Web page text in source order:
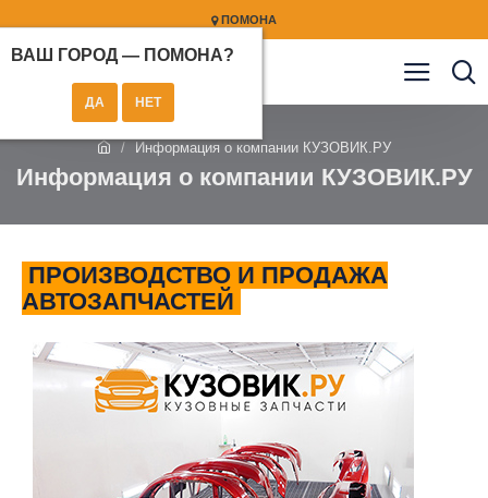
ПОМОНА
ВАШ ГОРОД — ПОМОНА?
Информация о компании КУЗОВИК.РУ
Информация о компании КУЗОВИК.РУ
ПРОИЗВОДСТВО И ПРОДАЖА
АВТОЗАПЧАСТЕЙ